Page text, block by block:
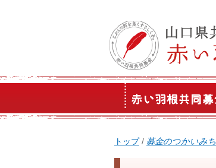
現
在
トップ/ 募金のつかいみち